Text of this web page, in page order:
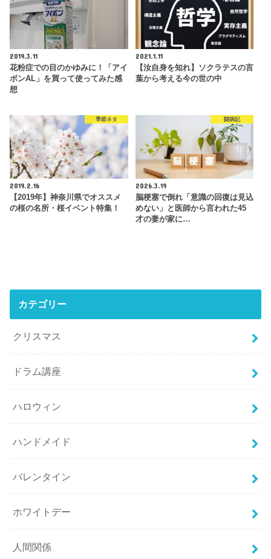
2019.3.11
花粉症での目のかゆみに！「アイ
ボンAL」を買って使ってみた感
想
2021.1.11
【汝自身を知れ】ソクラテスの言
葉から考える今の世の中
季節ネタ
2019.2.16
【2019年】神奈川県でオススメ
の桜の名所・桜イベント特集！
闘病記
2026.3.19
脳梗塞で倒れ「意識の回復は見込
めない」と医師から言われた45
才の妻が家に…
カテゴリー
クリスマス
ドラム講座
ハロウィン
ハンドメイド
バレンタイン
ホワイトデー
人間関係